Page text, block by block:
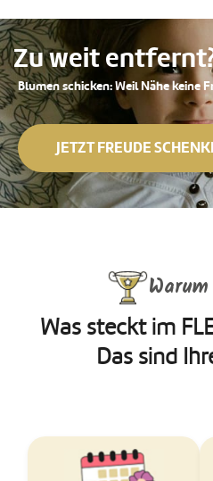
Zu weit
Blumen schicken: Weil Nähe keine
JETZT FREUDE
Was steckt im
Das sind